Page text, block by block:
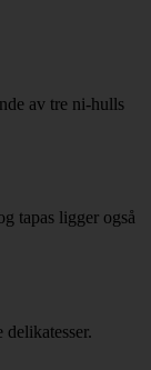
av tre ni-hulls
tapas ligger også